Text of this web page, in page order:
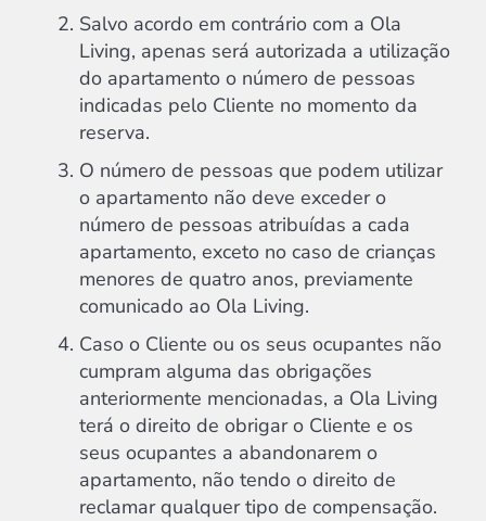
Salvo acordo em contrário com a Ola
Living, apenas será autorizada a utilização
do apartamento o número de pessoas
indicadas pelo Cliente no momento da
reserva.
O número de pessoas que podem utilizar
o apartamento não deve exceder o
número de pessoas atribuídas a cada
apartamento, exceto no caso de crianças
menores de quatro anos, previamente
comunicado ao Ola Living.
Caso o Cliente ou os seus ocupantes não
cumpram alguma das obrigações
anteriormente mencionadas, a Ola Living
terá o direito de obrigar o Cliente e os
seus ocupantes a abandonarem o
apartamento, não tendo o direito de
reclamar qualquer tipo de compensação.